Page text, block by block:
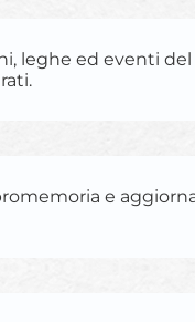
leghe ed eventi
e